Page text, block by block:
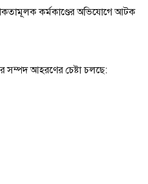
কর্মকাণ্ডের অভিযোগে আটক
সম্পদ আহরণের চেষ্টা চলছে: